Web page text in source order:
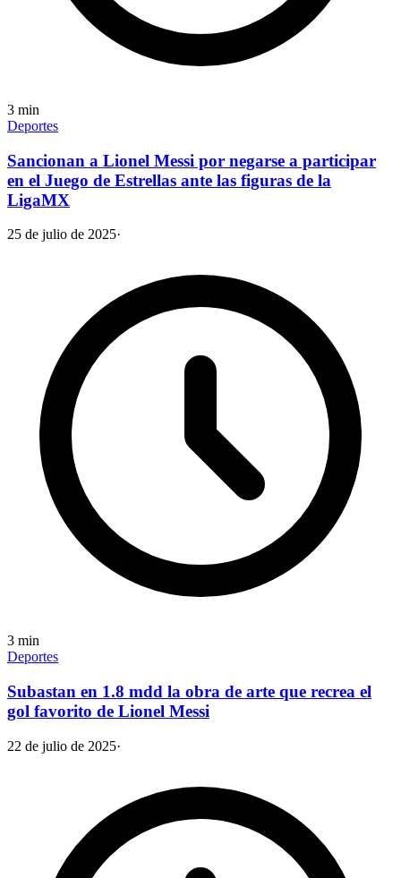
3 min
Deportes
Sancionan a Lionel Messi por negarse a participar
en el Juego de Estrellas ante las figuras de la
LigaMX
25 de julio de 2025·
3 min
Deportes
Subastan en 1.8 mdd la obra de arte que recrea el
gol favorito de Lionel Messi
22 de julio de 2025·